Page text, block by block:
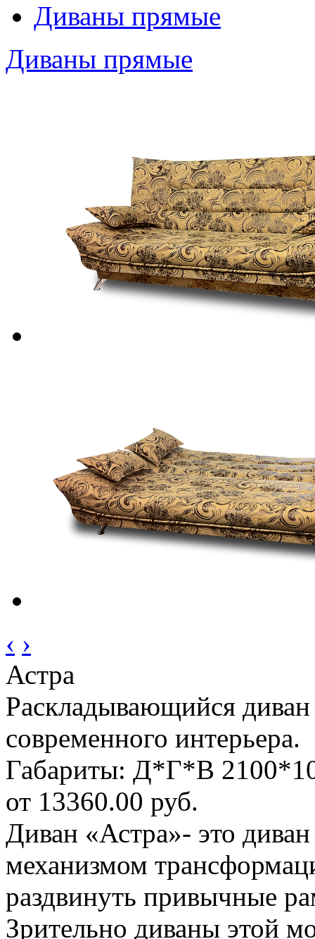
Диваны прямые
Диваны прямые
‹ ›
Астра
Раскладывающийся диван
современного интерьера.
Габариты: Д*Г*В
от 13360.00 руб.
Диван «Астра»- это
механизмом
раздвинуть привычные
Зрительно диваны этой